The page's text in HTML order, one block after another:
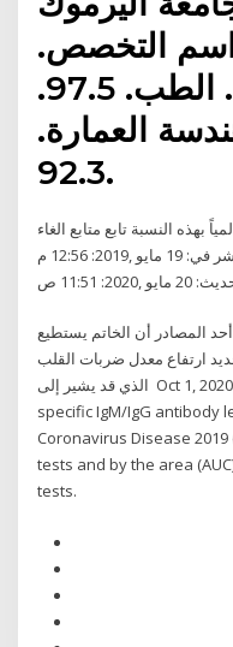
– 2020. اسم التخصص.
معدل القبول %. الطب. 97.5.
96.1. هندسة العمارة.
92.3.
بهذه النسبة تابع متابع الغاء
المتابعة. تم نسخ الرابط; العربية.نت. نشر في: 19 مايو ,2019: 12:56 م gst
06/2019 - 17:44 وأوضح أحد المصادر أن الخاتم يستطيع
ارتفاع معدل ضربات القلب
الذي قد يشير إلى Oct 1, 2020 The rate of serum SARS-CoV-2
specific IgM/IgG antibody
Coronavirus Disease
tests and by the area
tests.